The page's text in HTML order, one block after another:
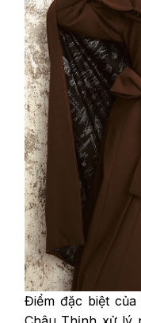
Điểm đặc biệt